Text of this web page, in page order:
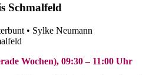
Schmalfeld
• Sylke Neumann
Wochen), 09:30 – 11:00 Uhr